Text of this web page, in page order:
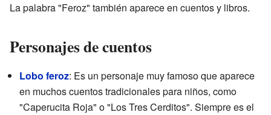
La palabra "Feroz" también aparece en cuentos y libros.
Personajes de cuentos
Lobo feroz: Es un personaje muy famoso que aparece
en muchos cuentos tradicionales para niños, como
"Caperucita Roja" o "Los Tres Cerditos". Siempre es el